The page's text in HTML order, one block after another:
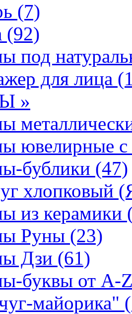
(7)
под
для лица
»
ювелирные
бублики (47)
хлопковый
из керамики
Руны (23)
Дзи (61)
буквы от A-
майорика"